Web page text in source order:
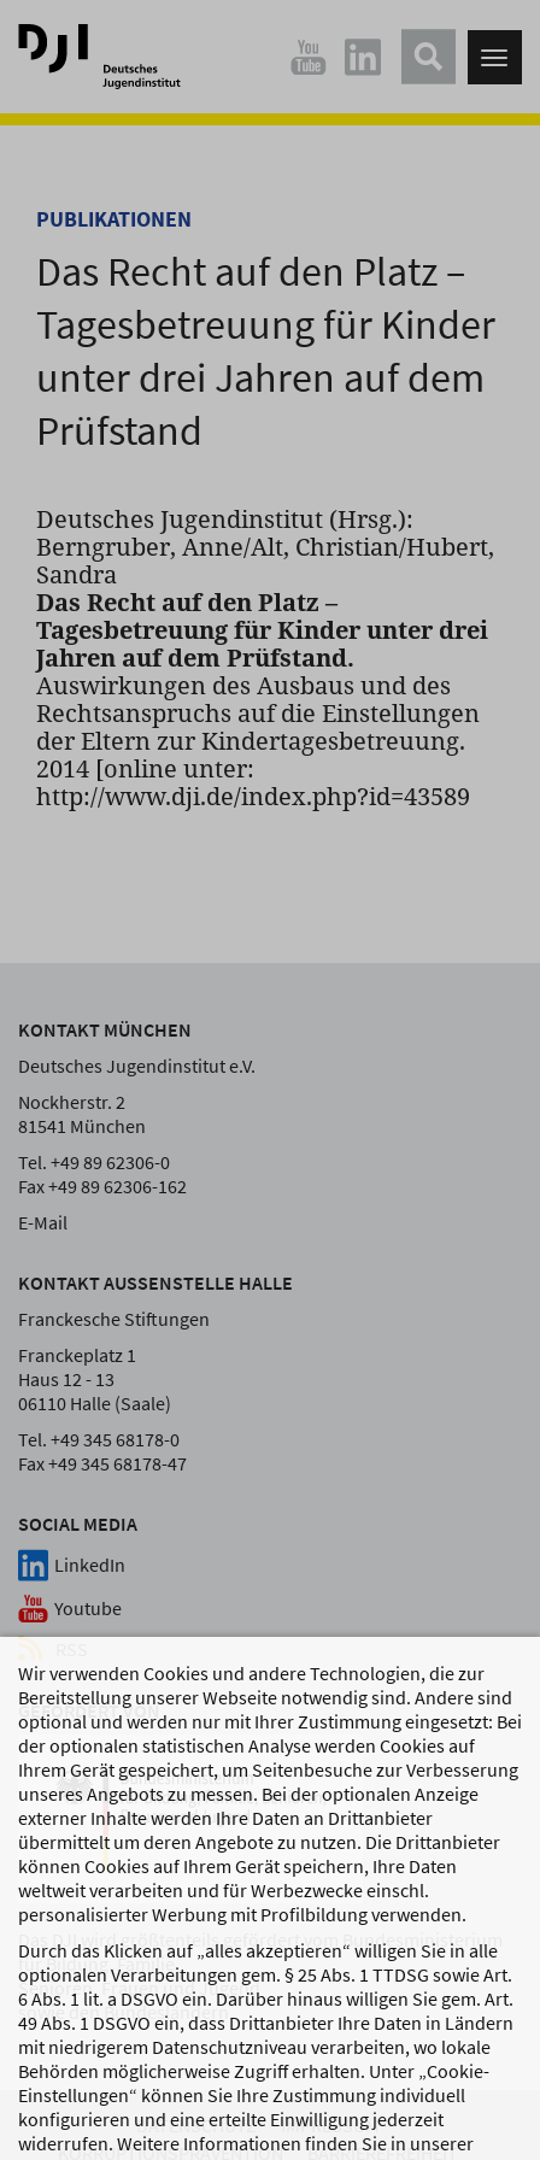
Direkt
zum
Hauptinhalt
Direkt
zum
Hauptmenü
Wir verwenden Cookies und andere Technologien, die zur
Bereitstellung unserer Webseite notwendig sind. Andere sind
optional und werden nur mit Ihrer Zustimmung eingesetzt: Bei
der optionalen statistischen Analyse werden Cookies auf
Ihrem Gerät gespeichert, um Seitenbesuche zur Verbesserung
unseres Angebots zu messen. Bei der optionalen Anzeige
externer Inhalte werden Ihre Daten an Drittanbieter
übermittelt um deren Angebote zu nutzen. Die Drittanbieter
können Cookies auf Ihrem Gerät speichern, Ihre Daten
weltweit verarbeiten und für Werbezwecke einschl.
personalisierter Werbung mit Profilbildung verwenden.
Durch das Klicken auf „alles akzeptieren“ willigen Sie in alle
optionalen Verarbeitungen gem. § 25 Abs. 1 TTDSG sowie Art.
6 Abs. 1 lit. a DSGVO ein. Darüber hinaus willigen Sie gem. Art.
49 Abs. 1 DSGVO ein, dass Drittanbieter Ihre Daten in Ländern
mit niedrigerem Datenschutzniveau verarbeiten, wo lokale
Behörden möglicherweise Zugriff erhalten. Unter „Cookie-
Einstellungen“ können Sie Ihre Zustimmung individuell
konfigurieren und eine erteilte Einwilligung jederzeit
widerrufen. Weitere Informationen finden Sie in unserer
PUBLIKATIONEN
Das Recht auf den Platz –
Tagesbetreuung für Kinder
unter drei Jahren auf dem
Prüfstand
Deutsches Jugendinstitut (Hrsg.):
Berngruber, Anne/Alt, Christian/Hubert,
Sandra
Das Recht auf den Platz –
Tagesbetreuung für Kinder unter drei
Jahren auf dem Prüfstand.
Auswirkungen des Ausbaus und des
Rechtsanspruchs auf die Einstellungen
der Eltern zur Kindertagesbetreuung.
2014 [online unter:
http://www.dji.de/index.php?id=43589
SOCIAL MEDIA
LinkedIn
Youtube
KONTAKT MÜNCHEN
Deutsches Jugendinstitut e.V.
Nockherstr. 2
81541 München
Tel. +49 89 62306-0
Fax +49 89 62306-162
E-Mail
KONTAKT AUSSENSTELLE HALLE
Franckesche Stiftungen
Franckeplatz 1
Haus 12 - 13
06110 Halle (Saale)
Tel. +49 345 68178-0
Fax +49 345 68178-47
GEFÖRDERT VON
Das DJI wird größtenteils gefördert vom Bundesministerium
für Bildung, Familie,
Senioren, Frauen und Jugend
sowie den Bundesländern.
DATENSCHUTZ
IMPRESSUM
KORRUPTIONSPRÄVENTION
BARRIEREFREIHEIT